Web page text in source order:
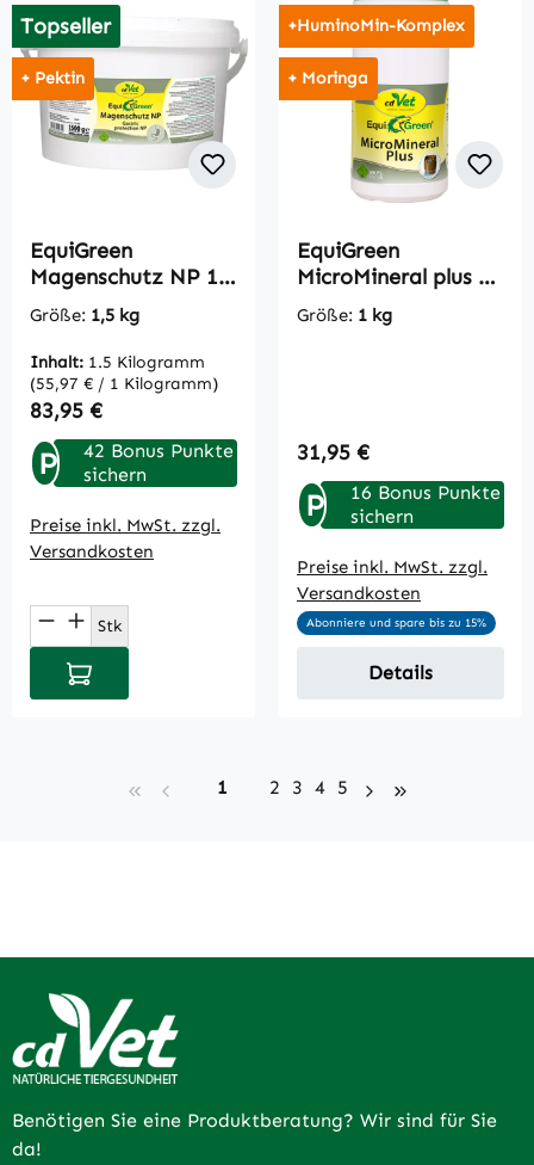
Topseller
+ Pektin
EquiGreen
Magenschutz NP 1,5
kg
Größe: 1,5 kg
Inhalt: 1.5 Kilogramm
(55,97 € / 1 Kilogramm)
Regulärer Preis:
83,95 €
P
42 Bonus Punkte
sichern
Preise inkl. MwSt. zzgl.
Versandkosten
Produkt Anzahl: Gib den gewünschten
Stk
In den Warenkorb
+HuminoMin-Komplex
+ Moringa
EquiGreen
MicroMineral plus 1
kg
Größe: 1 kg
Regulärer Preis:
31,95 €
P
16 Bonus Punkte
sichern
Preise inkl. MwSt. zzgl.
Versandkosten
Abonniere und spare bis zu 15%
Details
Seite
1 Seite
2 Seite
3 Seite
4 Seite
5
Benötigen Sie eine Produktberatung? Wir sind für Sie
da!